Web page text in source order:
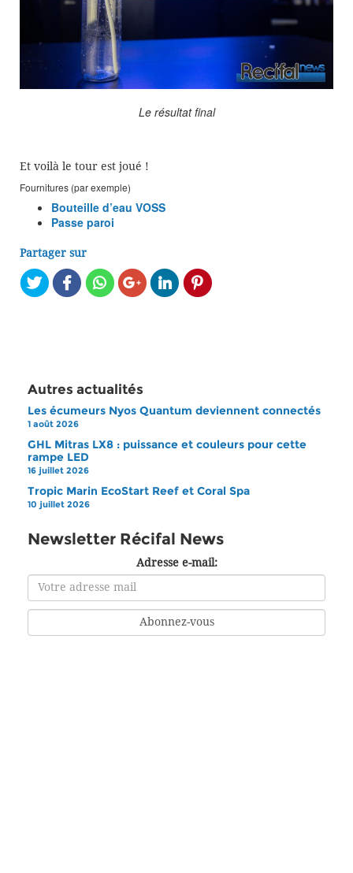
Le résultat final
Et voilà le tour est joué !
Fournitures (par exemple)
Bouteille d’eau VOSS
Passe paroi
Partager sur
Autres actualités
Les écumeurs Nyos Quantum deviennent connectés
1 août 2026
GHL Mitras LX8 : puissance et couleurs pour cette
rampe LED
16 juillet 2026
Tropic Marin EcoStart Reef et Coral Spa
10 juillet 2026
Newsletter Récifal News
Adresse e-mail: